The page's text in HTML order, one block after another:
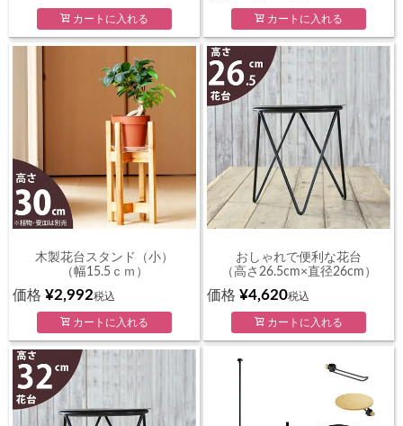
カートに入れる カートに入れる
木製花台スタンド（小）
（幅15.5ｃｍ）
価格 ¥2,992税込
カートに入れる
おしゃれで便利な花台
（高さ26.5cm×直径26cm）
価格 ¥4,620税込
カートに入れる